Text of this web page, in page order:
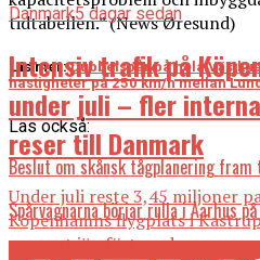
tidtabellen.” (News Øresund)
Läs mer:Dubbelspår på hela
hastigheter på 250 km/h mellan
Läs också:
Beslut om skånsk tågplanering
Spårvagnarna börjar rulla i Aarhus
Danmark5 dagar sedan
Intensiv trafik på
under juli – fler
reser till Danmark
Under juli reste 3,45 miljoner
Köpenhamns flygplats i
procent jämfört med...